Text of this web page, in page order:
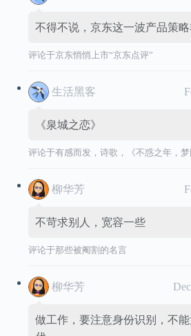
不得不说，京东这一波产品策
评论于京东悄悄上市“京东点评”
生活黑客
《泉城之恋》
评论于有感而发，诗歌，《不惑之年，梦
柳华芳
不苛求别人，宽容一些
评论于那些被阉割的名言
柳华芳
做工作，要注意身份识别，不